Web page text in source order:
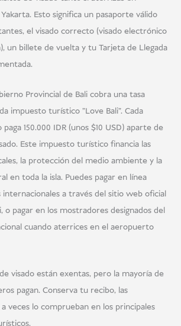
Esto significa un pasaporte válido
el visado correcto (visado electrónico
un billete de vuelta y tu Tarjeta de Llegada
Provincial de Bali cobra una tasa
impuesto turístico "Love Bali". Cada
150.000 IDR (unos $10 USD) aparte de
Este impuesto turístico financia las
la protección del medio ambiente y la
en toda la isla. Puedes pagar en línea
a través del sitio web oficial
o pagar en los mostradores designados del
cuando aterrices en el aeropuerto
visado están exentas, pero la mayoría de
pagan. Conserva tu recibo, las
veces lo comprueban en los principales